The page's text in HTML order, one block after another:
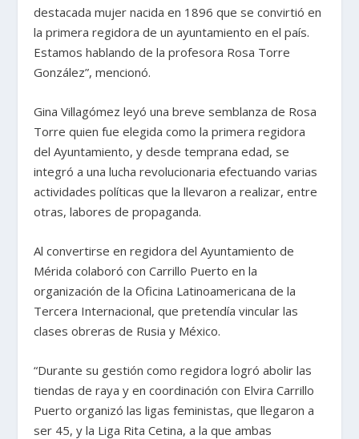
destacada mujer nacida en 1896 que se convirtió en
la primera regidora de un ayuntamiento en el país.
Estamos hablando de la profesora Rosa Torre
González”, mencionó.
Gina Villagómez leyó una breve semblanza de Rosa
Torre quien fue elegida como la primera regidora
del Ayuntamiento, y desde temprana edad, se
integró a una lucha revolucionaria efectuando varias
actividades políticas que la llevaron a realizar, entre
otras, labores de propaganda.
Al convertirse en regidora del Ayuntamiento de
Mérida colaboró con Carrillo Puerto en la
organización de la Oficina Latinoamericana de la
Tercera Internacional, que pretendía vincular las
clases obreras de Rusia y México.
“Durante su gestión como regidora logró abolir las
tiendas de raya y en coordinación con Elvira Carrillo
Puerto organizó las ligas feministas, que llegaron a
ser 45, y la Liga Rita Cetina, a la que ambas